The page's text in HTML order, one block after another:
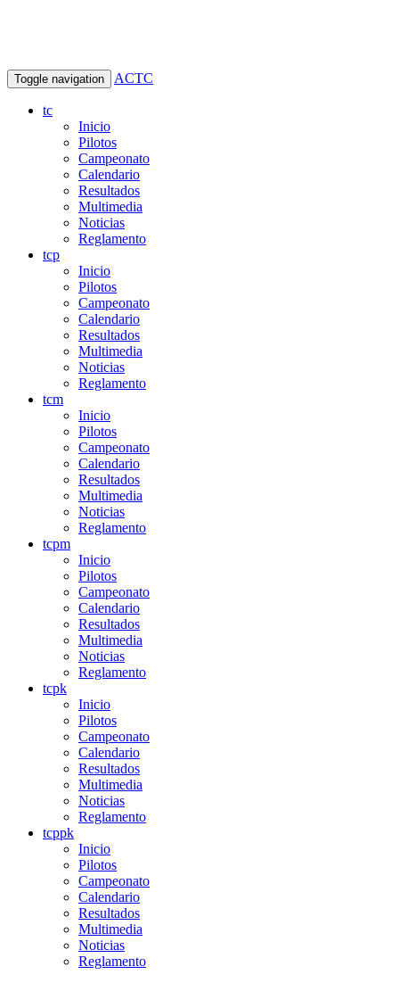
Toggle navigation ACTC
tc
Inicio
Pilotos
Campeonato
Calendario
Resultados
Multimedia
Noticias
Reglamento
tcp
Inicio
Pilotos
Campeonato
Calendario
Resultados
Multimedia
Noticias
Reglamento
tcm
Inicio
Pilotos
Campeonato
Calendario
Resultados
Multimedia
Noticias
Reglamento
tcpm
Inicio
Pilotos
Campeonato
Calendario
Resultados
Multimedia
Noticias
Reglamento
tcpk
Inicio
Pilotos
Campeonato
Calendario
Resultados
Multimedia
Noticias
Reglamento
tcppk
Inicio
Pilotos
Campeonato
Calendario
Resultados
Multimedia
Noticias
Reglamento